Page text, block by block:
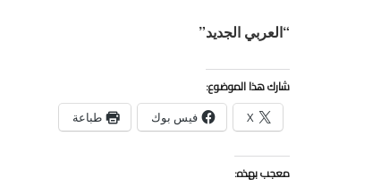
“العربي الجديد”
شارك هذا الموضوع:
X فيس بوك طباعة
معجب بهذه: